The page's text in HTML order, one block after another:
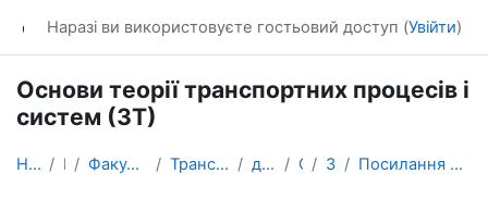
Наразі ви використовуєте гостьовий доступ (Увійти)
Основи теорії транспортних процесів і
систем (3Т)
На головну Курси Факультет транспортних систем Транспортних систем і логістики доц. Любий Є. В. ОТТПС Загальне Посилання на ZOOM конференцію - проведення практич...